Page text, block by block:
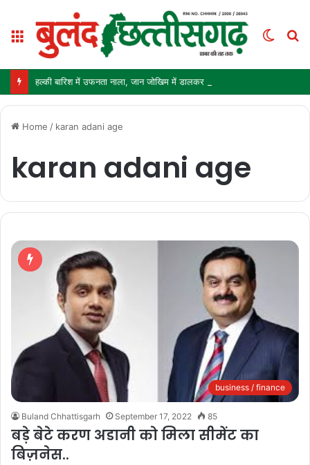
Menu
Switch
Home / karan adani age
karan adani age
business / finance
Buland Chhattisgarh September 17, 2022 85
बड़े बेटे करण अडानी को मिला सीमेंट का
बिज़नेस..